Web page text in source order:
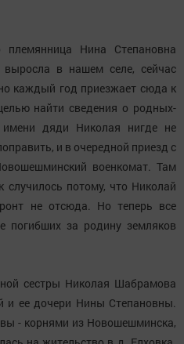
Нина Степановна
в нашем селе, сейчас
каждый год приезжает сюда к
найти сведения о родных-
дяди Николая нигде не
и в очередной приезд с
военкомат. Там
случилось потому, что Николай
не отсюда. Но теперь все
погибших за родину земляков
сестры Николая Шабрамова
и ее дочери Нины Степановны.
- корнями из Новошешминска,